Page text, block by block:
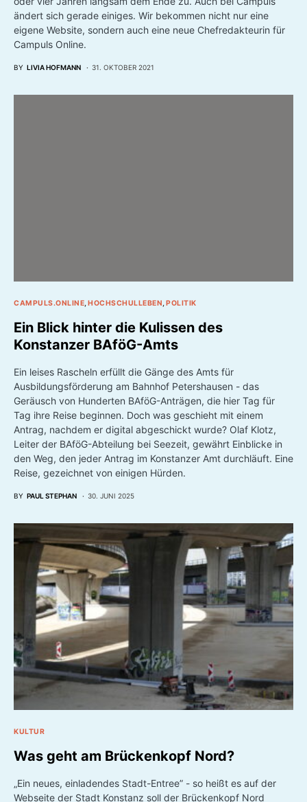
ändert sich gerade einiges. Wir bekommen nicht nur eine
eigene Website, sondern auch eine neue Chefredakteurin für
Campuls Online.
BY LIVIA HOFMANN 31. OKTOBER 2021
CAMPULS.ONLINE HOCHSCHULLEBEN POLITIK
Ein Blick hinter die Kulissen des
Konstanzer BAföG-Amts
Ein leises Rascheln erfüllt die Gänge des Amts für
Ausbildungsförderung am Bahnhof Petershausen - das
Geräusch von Hunderten BAföG-Anträgen, die hier Tag für
Tag ihre Reise beginnen. Doch was geschieht mit einem
Antrag, nachdem er digital abgeschickt wurde? Olaf Klotz,
Leiter der BAföG-Abteilung bei Seezeit, gewährt Einblicke in
den Weg, den jeder Antrag im Konstanzer Amt durchläuft. Eine
Reise, gezeichnet von einigen Hürden.
BY PAUL STEPHAN 30. JUNI 2025
KULTUR
Was geht am Brückenkopf Nord?
„Ein neues, einladendes Stadt-Entree” - so heißt es auf der
Webseite der Stadt Konstanz soll der Brückenkopf Nord